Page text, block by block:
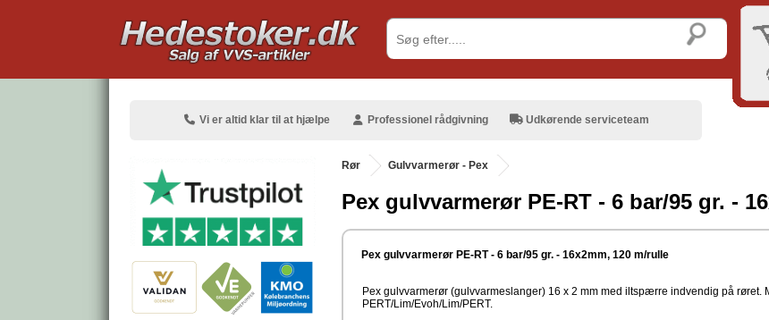
Vi er altid klar til at hjælpe Professionel rådgivning Udkørende serviceteam
Rør Gulvvarmerør - Pex
Pex gulvvarmerør PE-RT - 6 bar/95 gr. -
Pex gulvvarmerør PE-RT - 6 bar/95 gr. - 16x2mm, 120 m/rulle
Pex gulvvarmerør (gulvvarmeslanger) 16 x 2 mm med iltspærre indvendig på røret.
PERT/Lim/Evoh/Lim/PERT.